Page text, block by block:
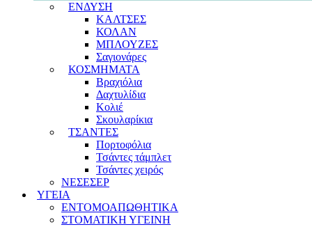
ΕΝΔΥΣΗ
ΚΑΛΤΣΕΣ
ΚΟΛΑΝ
ΜΠΛΟΥΖΕΣ
Σαγιονάρες
ΚΟΣΜΗΜΑΤΑ
Βραχιόλια
Δαχτυλίδια
Κολιέ
Σκουλαρίκια
ΤΣΑΝΤΕΣ
Πορτοφόλια
Τσάντες τάμπλετ
Τσάντες χειρός
ΝΕΣΕΣΕΡ
ΥΓΕΙΑ
ΕΝΤΟΜΟΑΠΩΘΗΤΙΚΑ
ΣΤΟΜΑΤΙΚΗ ΥΓΕΙΝΗ